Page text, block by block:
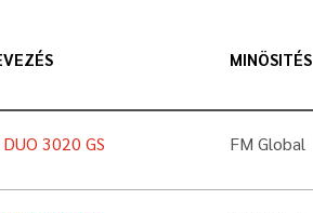
MINÖSITÉS
3020 GS FM Global